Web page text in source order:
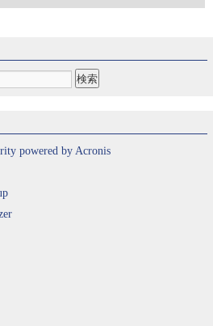
powered by Acronis